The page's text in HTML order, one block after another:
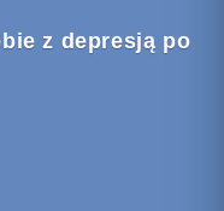
z depresją po